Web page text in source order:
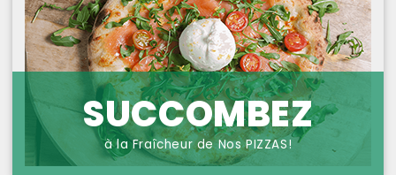
NOS PIZZAS FROMAGES
NOS SAVEURS D AILLEURS
OFFRE PRIMA
OFFRE MEZZO
PROTECTION DES
DONNÉES
SUCCOMBEZ
à la Fraîcheur de Nos PIZZAS!